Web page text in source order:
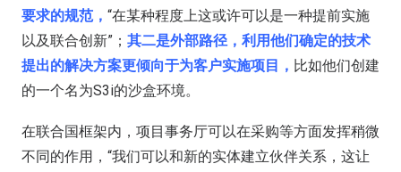
要求的规范， “在某种程度上这或许可以是一种提前实施
以及联合创新”； 其二是外部路径，利用他们确定的技术
提出的解决方案更倾向于为客户实施项目， 比如他们创建
的一个名为S3i的沙盒环境。
在联合国框架内，项目事务厅可以在采购等方面发挥稍微
不同的作用，“我们可以和新的实体建立伙伴关系，这让